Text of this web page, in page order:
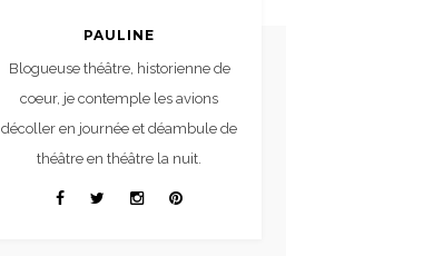
PAULINE
Blogueuse théâtre, historienne de
coeur, je contemple les avions
décoller en journée et déambule de
théâtre en théâtre la nuit.